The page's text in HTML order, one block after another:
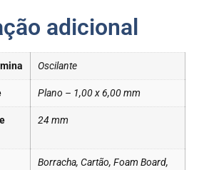
adicional
Oscilante
Plano – 1,00 x 6,00 mm
24 mm
Borracha, Cartão, Foam Board,